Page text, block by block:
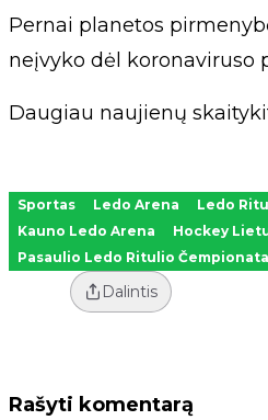
Pernai planetos
neįvyko dėl koronaviruso
Daugiau naujienų
Sportas Ledo Arena Ledo
Kauno Ledo Arena
Hockey
Pasaulio Ledo Ritulio
Dalintis
Rašyti komentarą